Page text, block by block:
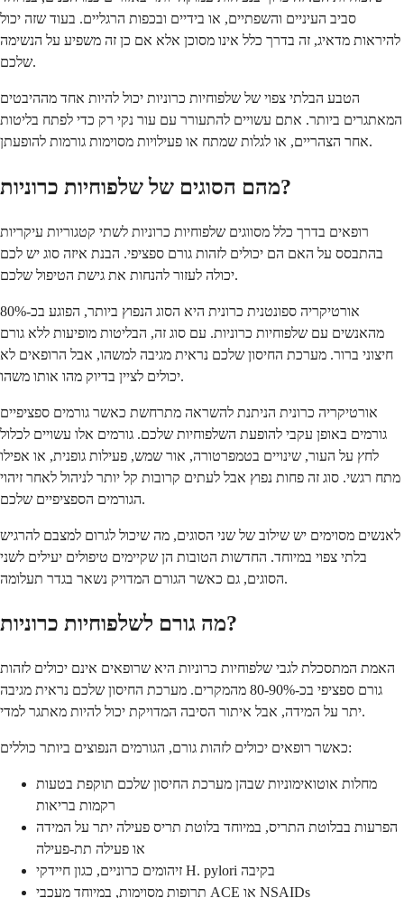
סביב העיניים והשפתיים, או בידיים ובכפות הרגליים. בעוד שזה יכול
להיראות מדאיג, זה בדרך כלל אינו מסוכן אלא אם כן זה משפיע על הנשימה
שלכם.
הטבע הבלתי צפוי של שלפוחיות כרוניות יכול להיות אחד מההיבטים
המאתגרים ביותר. אתם עשויים להתעורר עם עור נקי רק כדי לפתח בליטות
אחר הצהריים, או לגלות שמתח או פעילויות מסוימות גורמות להופעתן.
מהם הסוגים של שלפוחיות כרוניות?
רופאים בדרך כלל מסווגים שלפוחיות כרוניות לשתי קטגוריות עיקריות
בהתבסס על האם הם יכולים לזהות גורם ספציפי. הבנת איזה סוג יש לכם
יכולה לעזור להנחות את גישת הטיפול שלכם.
אורטיקריה ספונטנית כרונית היא הסוג הנפוץ ביותר, הפוגע בכ-80%
מהאנשים עם שלפוחיות כרוניות. עם סוג זה, הבליטות מופיעות ללא גורם
חיצוני ברור. מערכת החיסון שלכם נראית מגיבה למשהו, אבל הרופאים לא
יכולים לציין בדיוק מהו אותו משהו.
אורטיקריה כרונית הניתנת להשראה מתרחשת כאשר גורמים ספציפיים
גורמים באופן עקבי להופעת השלפוחיות שלכם. גורמים אלו עשויים לכלול
לחץ על העור, שינויים בטמפרטורה, אור שמש, פעילות גופנית, או אפילו
מתח רגשי. סוג זה פחות נפוץ אבל לעתים קרובות קל יותר לניהול לאחר זיהוי
הגורמים הספציפיים שלכם.
לאנשים מסוימים יש שילוב של שני הסוגים, מה שיכול לגרום למצבם להרגיש
בלתי צפוי במיוחד. החדשות הטובות הן שקיימים טיפולים יעילים לשני
הסוגים, גם כאשר הגורם המדויק נשאר בגדר תעלומה.
מה גורם לשלפוחיות כרוניות?
האמת המתסכלת לגבי שלפוחיות כרוניות היא שרופאים אינם יכולים לזהות
גורם ספציפי בכ-80-90% מהמקרים. מערכת החיסון שלכם נראית מגיבה
יתר על המידה, אבל איתור הסיבה המדויקת יכול להיות מאתגר למדי.
כאשר רופאים יכולים לזהות גורם, הגורמים הנפוצים ביותר כוללים:
מחלות אוטואימוניות שבהן מערכת החיסון שלכם תוקפת בטעות
רקמות בריאות
הפרעות בבלוטת התריס, במיוחד בלוטת תריס פעילה יתר על המידה
או פעילה תת-פעילה
זיהומים כרוניים, כגון חיידקי H. pylori בקיבה
תרופות מסוימות, במיוחד מעכבי ACE או NSAIDs